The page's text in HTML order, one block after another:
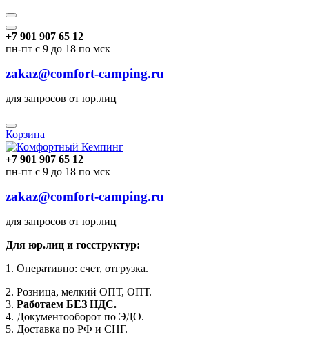
+7 901 907 65 12
пн-пт с 9 до 18 по мск
zakaz@comfort-camping.ru
для запросов от юр.лиц
Корзина
+7 901 907 65 12
пн-пт с 9 до 18 по мск
zakaz@comfort-camping.ru
для запросов от юр.лиц
Для юр.лиц и госструктур:
1. Оперативно: счет, отгрузка.
2. Розница, мелкий ОПТ, ОПТ.
3. Работаем БЕЗ НДС.
4. Документооборот по ЭДО.
5. Доставка по РФ и СНГ.